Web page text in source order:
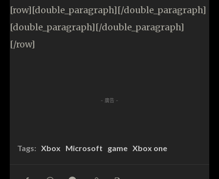
[row][double_paragraph][/double_paragraph]
[double_paragraph][/double_paragraph]
[/row]
- 廣告 -
Tags: Xbox Microsoft game Xbox one